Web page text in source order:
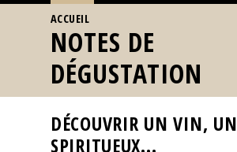
À
la
une
Reportages
Nos
VOUS ÊTES ICI
ACCUEIL
NOTES DE
DÉGUSTATION
DÉCOUVRIR UN VIN, UN
SPIRITUEUX...